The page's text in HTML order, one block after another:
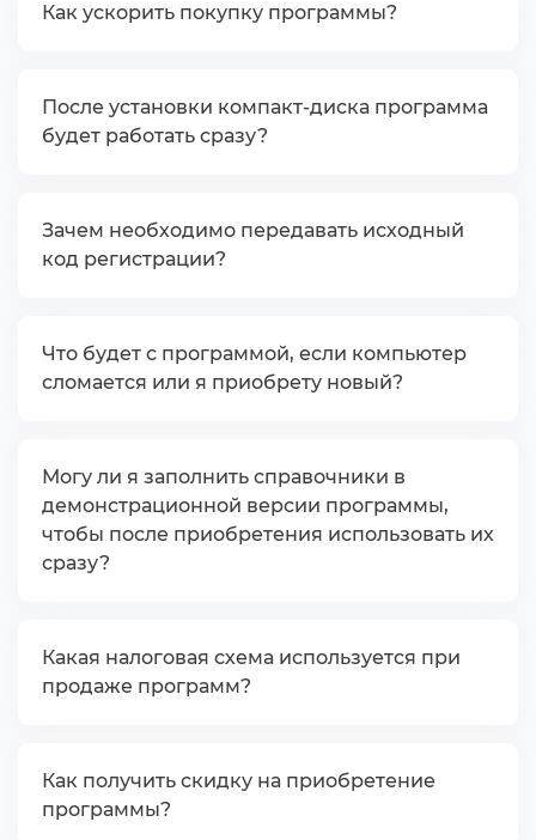
Как ускорить покупку программы?
После установки компакт-диска программа
удет работать сразу?
Зачем необходимо передавать исходный
код регистрации?
Что будет с программой, если компьютер
сломается или я приобрету новый?
Могу ли я заполнить справочники
демонстрационной версии программы,
чтобы после приобретения использовать их
сразу?
Какая налоговая схема используется при
продаже программ?
Как получить скидку на приобретение
программы?